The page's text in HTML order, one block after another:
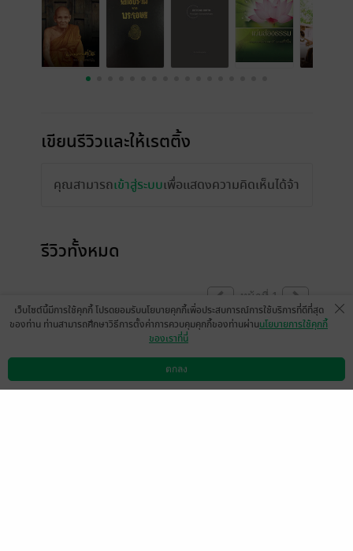
เขียนรีวิวและให้เรตติ้ง
คุณสามารถเข้าสู่ระบบเพื่อแสดงความคิดเห็นได้จ้า
รีวิวทั้งหมด
หน้าที่ 1
มีแล้ว -
30 พ.ย. 256719:53 น.
ดาวน์โหลดแอป วิธีการใช้งาน ติดต่อเรา
เว็บไซต์นี้มีการใช้คุกกี้ โปรดยอมรับนโยบายคุกกี้เพื่อประสบการณ์การใช้บริการที่ดีที่สุด
ของท่าน ท่านสามารถศึกษาวิธีการตั้งค่าการควบคุมคุกกี้ของท่านผ่านนโยบายการใช้คุกกี้
ของเราที่นี่
ตกลง